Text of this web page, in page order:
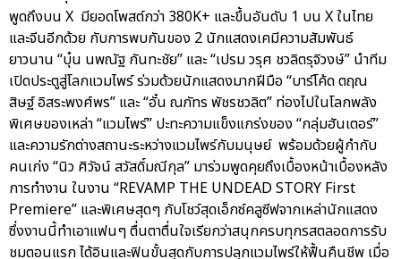
พูดถึงบน X มียอดโพสต์กว่า 380K+ และขึ้นอันดับ 1 บน X ในไทย
และจีนอีกด้วย กับการพบกันของ 2 นักแสดงเคมีความสัมพันธ์
ยาวนาน “บุ๋น นพณัฐ กันทะชัย” และ “เปรม วรุศ ชวลิตรุจิวงษ์” นำทีม
เปิดประตูสู่โลกแวมไพร์ ร่วมด้วยนักแสดงมากฝีมือ “บาร์โค้ด ตฤณ
สิษฐ์ อิสระพงศ์พร” และ “อั๋น ณภัทร พัชรชวลิต” ท่องไปในโลกพลัง
พิเศษของเหล่า “แวมไพร์” ปะทะความแข็งแกร่งของ “กลุ่มฮันเตอร์”
และความรักต่างสถานะระหว่างแวมไพร์กับมนุษย์ พร้อมด้วยผู้กำกับ
คนเก่ง “นิว ศิวัจน์ สวัสดิ์มณีกุล” มาร่วมพูดคุยถึงเบื้องหน้าเบื้องหลัง
การทำงาน ในงาน “REVAMP THE UNDEAD STORY First
Premiere” และพิเศษสุดๆ กับโชว์สุดเอ็กซ์คลูซีฟจากเหล่านักแสดง
ซึ่งงานนี้ทำเอาแฟนๆ ตื่นตาตื่นใจเรียกว่าสนุกครบทุกรสตลอดการรับ
ชมตอนแรก ได้อินและฟินขั้นสุดกับการปลุกแวมไพร์ให้ฟื้นคืนชีพ เมื่อ